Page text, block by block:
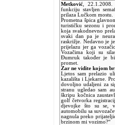
Metković ,
funkciju stavljen
prilaza Lučkom mostu.
Prometna špica
turističku sezonu i
koja svakodnevno
svaki dan pa je
raskrižje. Nedavno je
prijelazu jer ga
Vozačima koji su
Đumruk također je
promet.
Zar ne vidite kojom
Ljetos sam prelazio
kazališta i Ljekarne.
dovoljno udaljeni za
stranu ugledao sam
škripu kočnica
golf četvorka
djevojke što su se,
automobilu sa
nagnula preko
brzinom mi vozimo?“